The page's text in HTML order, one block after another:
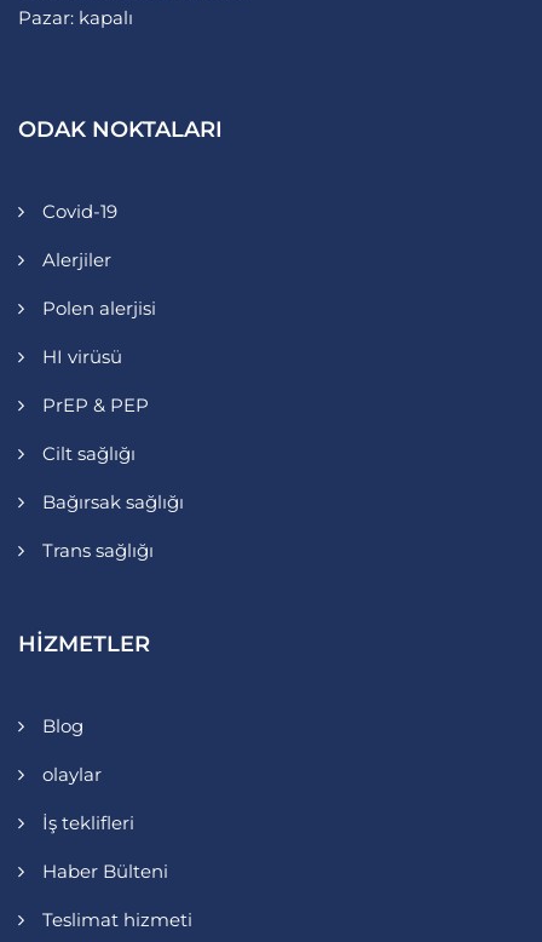
Pazar: kapalı
ODAK NOKTALARI
Covid-19
Alerjiler
Polen alerjisi
HI virüsü
PrEP & PEP
Cilt sağlığı
Bağırsak sağlığı
Trans sağlığı
HIZMETLER
Blog
olaylar
İş teklifleri
Haber Bülteni
Teslimat hizmeti